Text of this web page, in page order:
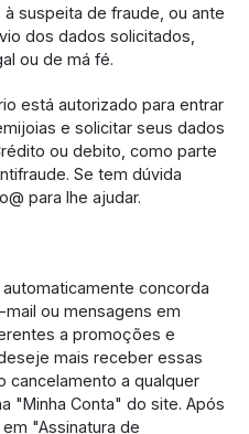
suspeita de fraude, ou ante
dos dados solicitados,
ou de má fé.
está autorizado para entrar
e solicitar seus dados
ou debito, como parte
Se tem dúvida
para lhe ajudar.
concorda
ou mensagens em
a promoções e
mais receber essas
cancelamento a qualquer
"Minha Conta" do site. Após
"Assinatura de